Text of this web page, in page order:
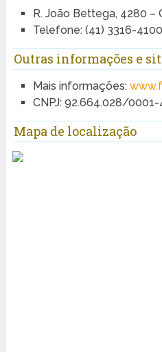
R. João Bettega, 4280 –
Telefone: (41) 3316-4100
Outras informações e
Mais informações:
CNPJ: 92.664.028/0001-
Mapa de localização